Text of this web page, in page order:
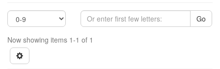
Go
Now showing items 1-1 of 1